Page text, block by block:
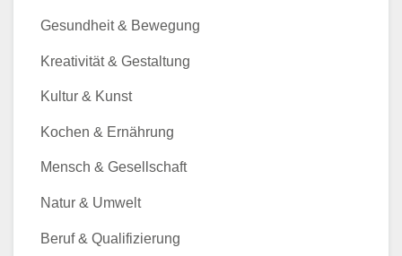
Gesundheit & Bewegung
Kreativität & Gestaltung
Kultur & Kunst
Kochen & Ernährung
Mensch & Gesellschaft
Natur & Umwelt
Beruf & Qualifizierung